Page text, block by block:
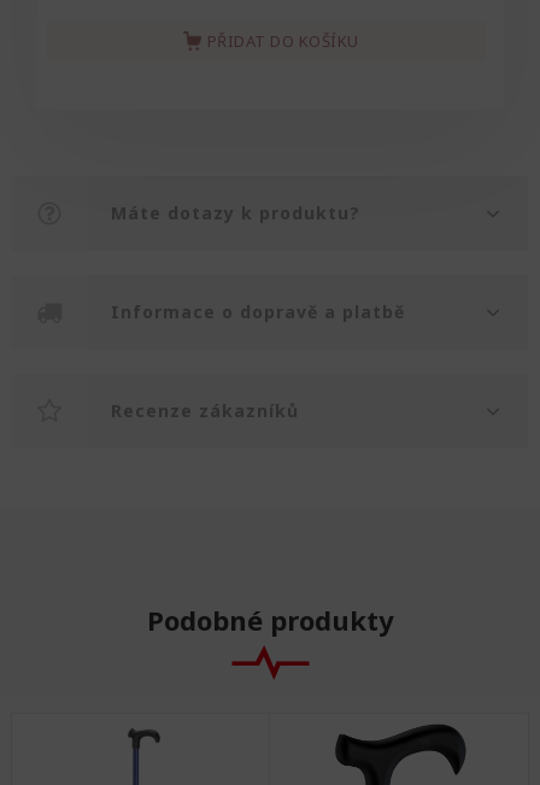
PŘIDAT DO KOŠÍKU
Máte dotazy k produktu?
Informace o dopravě a platbě
Recenze zákazníků
Podobné produkty